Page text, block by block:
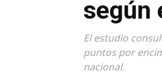
según
El estudio
puntos por
nacional.